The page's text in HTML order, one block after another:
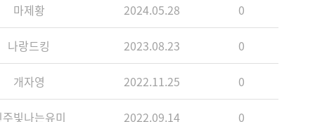
마제황 2024.05.28 0
나랑드킹 2023.08.23 0
개자영 2022.11.25 0
주빛나는유미 2022.09.14 0